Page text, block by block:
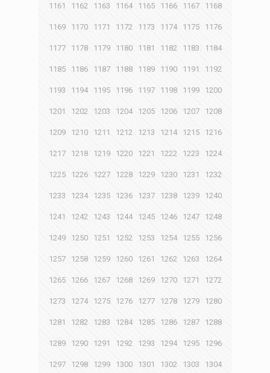
1161 1162 1163 1164 1165 1166 1167 1168
1169 1170 1171 1172 1173 1174 1175 1176
1177 1178 1179 1180 1181 1182 1183 1184
1185 1186 1187 1188 1189 1190 1191 1192
1193 1194 1195 1196 1197 1198 1199 1200
1201 1202 1203 1204 1205 1206 1207 1208
1209 1210 1211 1212 1213 1214 1215 1216
1217 1218 1219 1220 1221 1222 1223 1224
1225 1226 1227 1228 1229 1230 1231 1232
1233 1234 1235 1236 1237 1238 1239 1240
1241 1242 1243 1244 1245 1246 1247 1248
1249 1250 1251 1252 1253 1254 1255 1256
1257 1258 1259 1260 1261 1262 1263 1264
1265 1266 1267 1268 1269 1270 1271 1272
1273 1274 1275 1276 1277 1278 1279 1280
1281 1282 1283 1284 1285 1286 1287 1288
1289 1290 1291 1292 1293 1294 1295 1296
1297 1298 1299 1300 1301 1302 1303 1304